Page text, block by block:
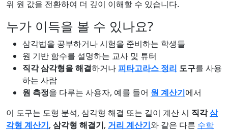
위 원 값을 전환하여 더 깊이 이해할 수 있습니다.
누가 이득을 볼 수 있나요?
삼각법을 공부하거나 시험을 준비하는 학생들
원 기반 함수를 설명하는 교사 및 튜터
직각 삼각형을 해결하거나피타고라스 정리 도구를 사용
하는 사람
원 측정을 다루는 사용자, 예를 들어 원 계산기에서
이 도구는 도형 분석, 삼각형 해결 또는 길이 계산 시 직각삼
각형 계산기, 삼각형 해결기, 거리 계산기와 같은 다른 수학